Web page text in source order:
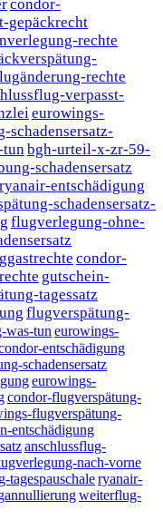
condor-
gepäckrecht
rechte
rechte
verpasst-
eurowings-
schadensersatz-
bgh-urteil-x-zr-59-
schadensersatz
ryanair-entschädigung
schadensersatz-
flugverlegung-ohne-
condor-
gutschein-
tagessatz
flugverspätung-
was-tun eurowings-
entschädigung
schadensersatz
eurowings-
condor-flugverspätung-
flugverspätung-
entschädigung
anschlussflug-
nach-vorne
tagespauschaleryanair-
weiterflug-